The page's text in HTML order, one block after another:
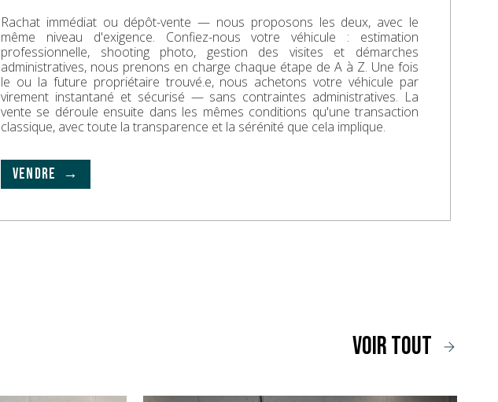
Rachat immédiat ou dépôt-vente — nous proposons les deux, avec le
même niveau d'exigence. Confiez-nous votre véhicule : estimation
professionnelle, shooting photo, gestion des visites et démarches
administratives, nous prenons en charge chaque étape de A à Z. Une fois
le ou la future propriétaire trouvé.e, nous achetons votre véhicule par
virement instantané et sécurisé — sans contraintes administratives. La
vente se déroule ensuite dans les mêmes conditions qu'une transaction
classique, avec toute la transparence et la sérénité que cela implique.
VENDRE →
voir tout